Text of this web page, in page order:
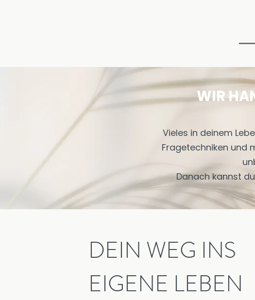
WIR
Vieles in deinem
Fragetechniken und
Danach kannst
DEIN WEG INS
EIGENE LEBEN